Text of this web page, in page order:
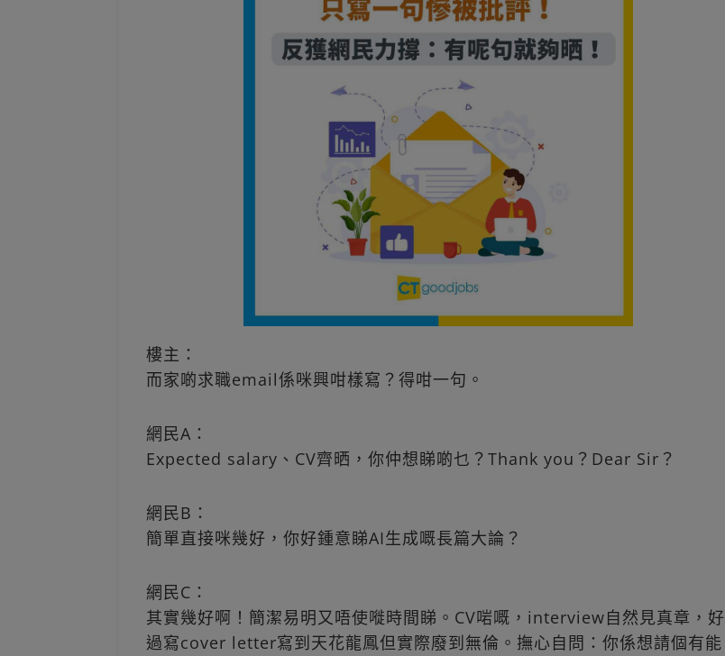
樓主：
而家啲求職email係咪興咁樣寫？得咁一句。
網民A：
Expected salary、CV齊晒，你仲想睇啲乜？Thank you？Dear Sir？
網民B：
簡單直接咪幾好，你好鍾意睇AI生成嘅長篇大論？
網民C：
其實幾好啊！簡潔易明又唔使嘥時間睇。CV啱嘅，interview自然見真章，好
過寫cover letter寫到天花龍鳳但實際廢到無倫。撫心自問：你係想請個有能